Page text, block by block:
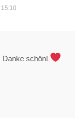
Danke schön!